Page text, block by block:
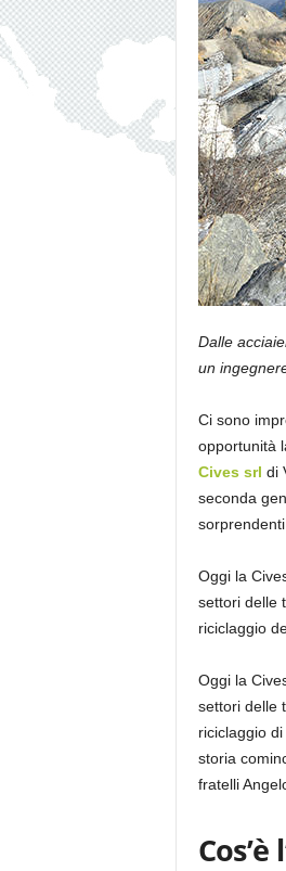
Dalle
un
Ci sono
opportunità
Cives srl di
seconda
Oggi la
settori delle
riciclaggio
Oggi la
settori delle
riciclaggio
storia
fratelli